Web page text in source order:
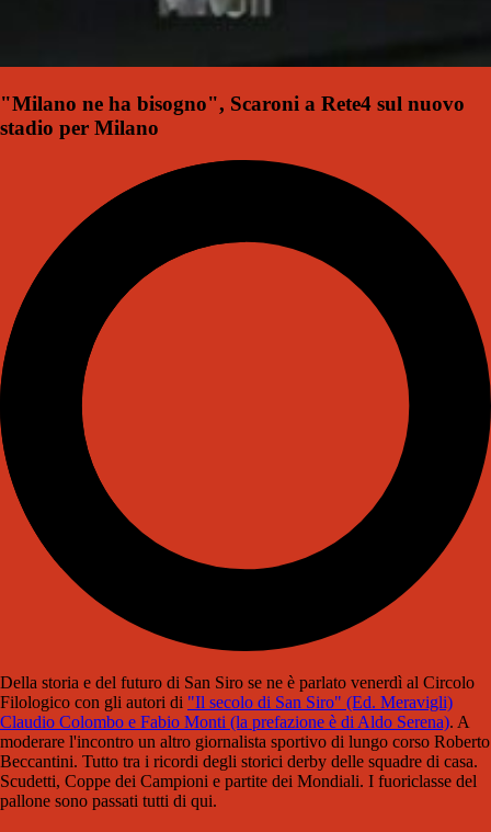
"Milano ne ha bisogno", Scaroni a Rete4 sul nuovo
stadio per Milano
Della storia e del futuro di San Siro se ne è parlato venerdì al Circolo
Filologico con gli autori di "Il secolo di San Siro" (Ed. Meravigli)
Claudio Colombo e Fabio Monti (la prefazione è di Aldo Serena). A
moderare l'incontro un altro giornalista sportivo di lungo corso Roberto
Beccantini. Tutto tra i ricordi degli storici derby delle squadre di casa.
Scudetti, Coppe dei Campioni e partite dei Mondiali. I fuoriclasse del
pallone sono passati tutti di qui.